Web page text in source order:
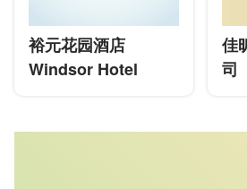
裕元花园酒店
Windsor Hotel
佳
司